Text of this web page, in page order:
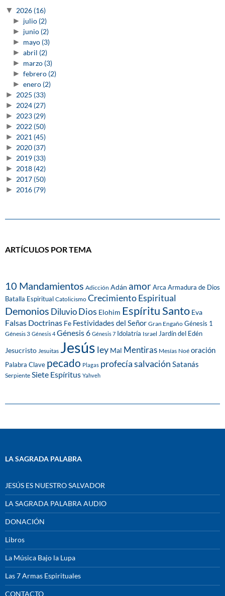
▼ 2026 (16)
► julio (2)
► junio (2)
► mayo (3)
► abril (2)
► marzo (3)
► febrero (2)
► enero (2)
► 2025 (33)
► 2024 (27)
► 2023 (29)
► 2022 (50)
► 2021 (45)
► 2020 (37)
► 2019 (33)
► 2018 (42)
► 2017 (50)
► 2016 (79)
ARTÍCULOS POR TEMA
10 Mandamientos Adicción Adán amorArca Armadura de Dios
Batalla Espiritual Catolicismo Crecimiento Espiritual
Demonios DiluvioDios Elohim Espíritu Santo Eva
Falsas Doctrinas Fe Festividades del Señor Gran Engaño Génesis 1
Génesis 3 Génesis 4 Génesis 6 Génesis 7 Idolatría Israel Jardín del Edén
Jesucristo Jesuitas Jesús ley Mal Mentiras Mesías Noé oración
Palabra Clave pecado Plagas profecíasalvación Satanás
Serpiente Siete Espíritus Yahveh
LA SAGRADA PALABRA
JESÚS ES NUESTRO SALVADOR
LA SAGRADA PALABRA AUDIO
DONACIÓN
Libros
La Música Bajo la Lupa
Las 7 Armas Espirituales
CONTACTO